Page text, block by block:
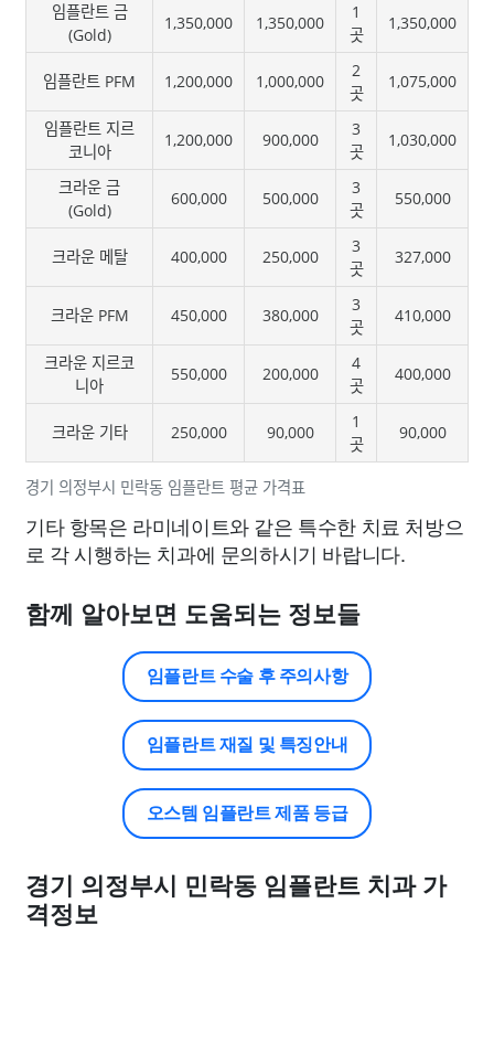
경기 의정부시 민락동 임플란트 평균 가격표
임플란트 금
(Gold)
1,350,000 1,350,000
1
곳
1,350,000
임플란트 PFM 1,200,000 1,000,000
2
곳
1,075,000
임플란트 지르
코니아
1,200,000 900,000
3
곳
1,030,000
크라운 금
(Gold)
600,000 500,000
3
곳
550,000
크라운 메탈 400,000 250,000
3
곳
327,000
크라운 PFM 450,000 380,000
3
곳
410,000
크라운 지르코
니아
550,000 200,000
4
곳
400,000
크라운 기타 250,000 90,000
1
곳
90,000
기타 항목은 라미네이트와 같은 특수한 치료 처방으
로 각 시행하는 치과에 문의하시기 바랍니다.
함께 알아보면 도움되는 정보들
임플란트 수술 후 주의사항
임플란트 재질 및 특징안내
오스템 임플란트 제품 등급
경기 의정부시 민락동 임플란트 치과 가
격정보